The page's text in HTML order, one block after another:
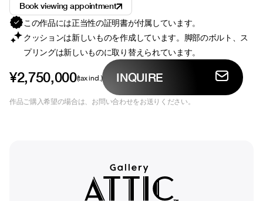
Book viewing appointment
この作品には正当性の証明書が付属しています。
クッションは新しいものを作成しています。脚部のボルト、ス
プリングは新しいものに取り替えられています。
¥2,750,000(tax incl.) INQUIRE
作品ご購入希望の場合は、お問い合わせをお送りください。